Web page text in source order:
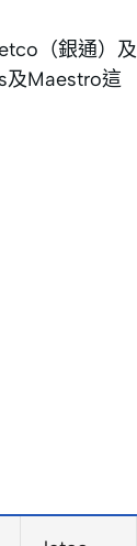
（銀通）及
及Maestro這